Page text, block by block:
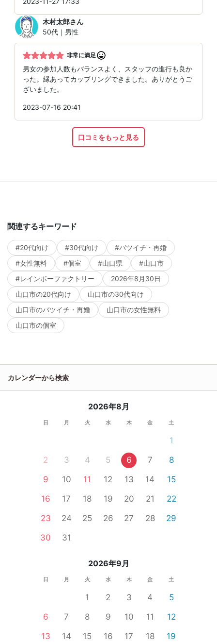
木村太郎さん
50代｜男性
非常に満足
男女の参加人数もバランスよく、スタッフの進行も良か
った。縁あってカップリングできました。ありがとうご
ざいました。
2023-07-16 20:41
口コミをもっと見る
関連するキーワード
#20代向け #30代向け
#バツイチ・再婚
#女性無料
#個室 #山口県
#山口市
#レインボーファクトリー
2026年8月30日
山口市の20代向け
山口市の30代向け
山口市のバツイチ・再婚
山口市の女性無料
山口市の個室
カレンダーから検索
2026年8月
日 月 火 水 木 金 土
1
2
3 4 5 6 7
8
9
10 11 12 13 14
15
16
17 18 19 20 21
22
23
24 25 26 27 28
29
30
31
2026年9月
日 月 火 水 木 金 土
1 2 3 4
5
6
7 8 9 10 11
12
13
14 15 16 17 18
19